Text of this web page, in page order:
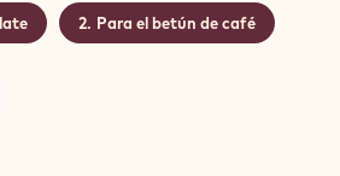
Para el betún de café